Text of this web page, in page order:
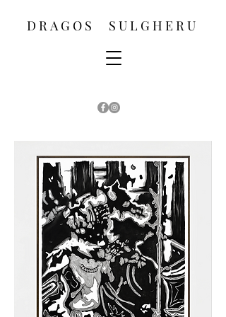
D R A G O S S U L G H E R U